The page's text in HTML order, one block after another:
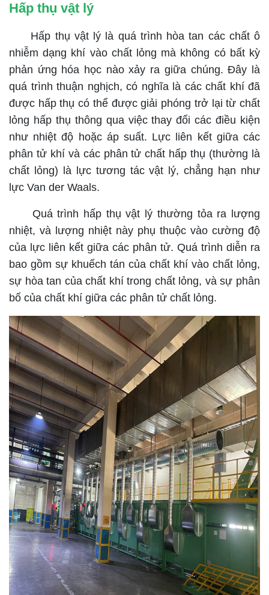
Hấp thụ vật lý
Hấp thụ vật lý là quá trình hòa tan các chất ô
nhiễm dạng khí vào chất lỏng mà không có bất kỳ
phản ứng hóa học nào xảy ra giữa chúng. Đây là
quá trình thuận nghịch, có nghĩa là các chất khí đã
được hấp thụ có thể được giải phóng trở lại từ chất
lỏng hấp thụ thông qua việc thay đổi các điều kiện
như nhiệt độ hoặc áp suất. Lực liên kết giữa các
phân tử khí và các phân tử chất hấp thụ (thường là
chất lỏng) là lực tương tác vật lý, chẳng hạn như
lực Van der Waals.
Quá trình hấp thụ vật lý thường tỏa ra lượng
nhiệt, và lượng nhiệt này phụ thuộc vào cường độ
của lực liên kết giữa các phân tử. Quá trình diễn ra
bao gồm sự khuếch tán của chất khí vào chất lỏng,
sự hòa tan của chất khí trong chất lỏng, và sự phân
bố của chất khí giữa các phân tử chất lỏng.